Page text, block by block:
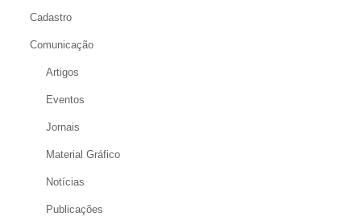
Cadastro
Comunicação
Artigos
Eventos
Jornais
Material Gráfico
Notícias
Publicações